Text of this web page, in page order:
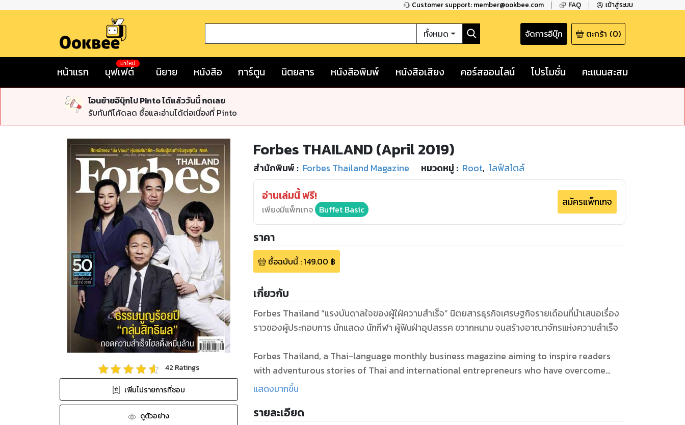
Customer support: member@ookbee.com FAQ เข้าสู่ระบบ
ทั้งหมด จัดการอีบุ๊ก ตะกร้า (0)
หน้าแรก บุฟเฟต์
มาใหม่
นิยาย หนังสือ การ์ตูน นิตยสาร หนังสือพิมพ์ หนังสือเสียง คอร์สออนไลน์ โปรโมชั่น คะแนนสะสม
โอนย้ายอีบุ๊กไป Pinto ได้แล้ววันนี้ กดเลย
รับทันทีโค้ดลด ซื้อและอ่านได้ต่อเนื่องที่ Pinto
42 Ratings
เพิ่มไปรายการที่ชอบ
ดูตัวอย่าง
Forbes THAILAND (April 2019)
สำนักพิมพ์ : Forbes Thailand Magazine หมวดหมู่ : Root, ไลฟ์สไตล์
อ่านเล่มนี้ ฟรี!
เพียงมีแพ็กเกจ Buffet Basic
สมัครแพ็กเกจ
ราคา
ซื้อฉบับนี้:149.00 ฿
เกี่ยวกับ
Forbes Thailand “แรงบันดาลใจของผู้ใฝ่ความสำเร็จ” นิตยสารธุรกิจเศรษฐกิจรายเดือนที่นำเสนอเรื่อง
ราวของผู้ประกอบการ นักแสดง นักกีฬา ผู้ฟันฝ่าอุปสรรค ขวากหนาม จนสร้างอาณาจักรแห่งความสำเร็จ
Forbes Thailand, a Thai-language monthly business magazine aiming to inspire readers
with adventurous stories of Thai and international entrepreneurs who have overcome
challenges for business achievements.
แสดงมากขึ้น
รายละเอียด